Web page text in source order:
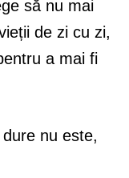
să nu mai
de zi cu zi,
a mai fi
nu este,